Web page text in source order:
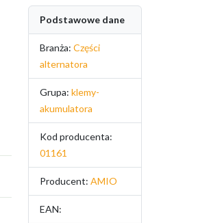
Podstawowe dane
Branża: Części
alternatora
Grupa: klemy-
akumulatora
Kod producenta:
01161
Producent: AMIO
EAN: